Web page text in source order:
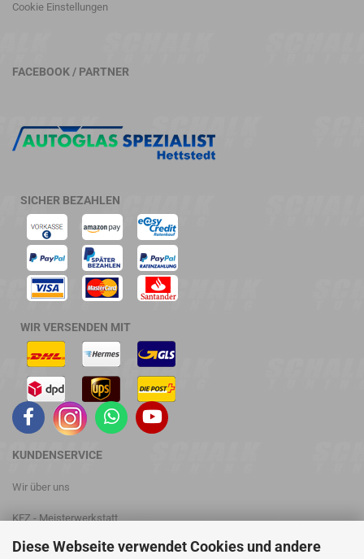
Diese Webseite verwendet Cookies und andere
Cookie Einstellungen
FACEBOOK / PARTNER
SICHER BEZAHLEN
WIR VERSENDEN MIT
KUNDENSERVICE
Wir über uns
KFZ - Meisterwerkstatt
Leistungsprüfstand